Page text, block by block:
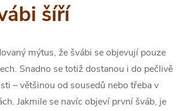
šíří
mýtus, že švábi se objevují pouze
Snadno se totiž dostanou i do pečlivě
– většinou od sousedů nebo třeba v
Jakmile se navíc objeví první šváb, je